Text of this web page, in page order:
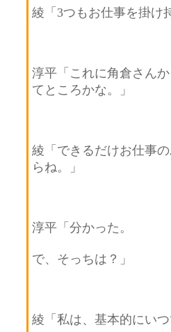
綾「3つもお仕事を掛け
淳平「これに角倉さん
てところかな。」
綾「できるだけお仕事
らね。」
淳平「分かった。
で、そっちは？」
綾「私は、基本的にい